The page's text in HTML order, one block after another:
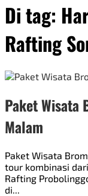
Di tag:
Rafting
Paket Wisata
Malam
Paket Wisata
tour kombinasi
Rafting
di...